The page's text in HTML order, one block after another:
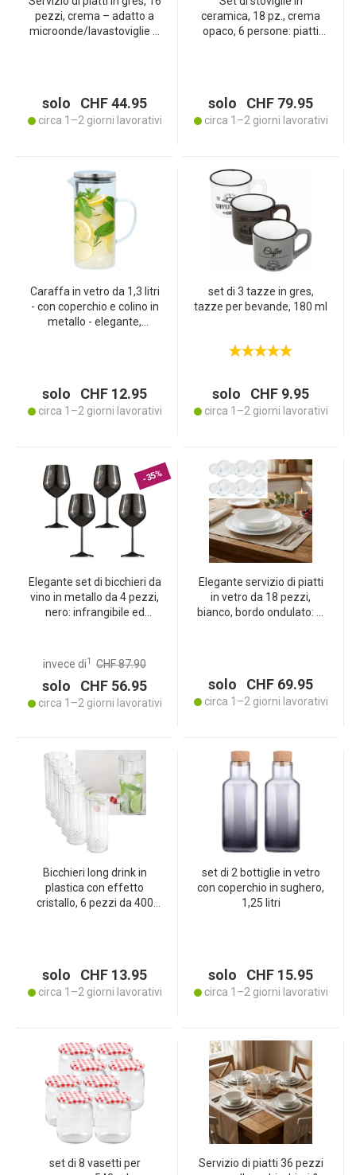
pezzi, crema – adatto a
microonde/lavastoviglie –
solo CHF 44.95
circa 1–2 giorni lavorativi
ceramica, 18 pz., crema
opaco, 6 persone: piatti
solo CHF 79.95
circa 1–2 giorni lavorativi
Caraffa in vetro da 1,3 litri
- con coperchio e colino in
metallo - elegante,
cucina
solo CHF 12.95
circa 1–2 giorni lavorativi
set di 3 tazze in gres,
tazze per bevande, 180 ml
solo CHF 9.95
circa 1–2 giorni lavorativi
-35%
Elegante set di bicchieri da
vino in metallo da 4 pezzi,
nero: infrangibile ed
e per i momenti speciali
invece di1 CHF 87.90
solo CHF 56.95
circa 1–2 giorni lavorativi
Elegante servizio di piatti
in vetro da 18 pezzi,
bianco, bordo ondulato: di
solo CHF 69.95
circa 1–2 giorni lavorativi
Bicchieri long drink in
plastica con effetto
cristallo, 6 pezzi da 400
solo CHF 13.95
circa 1–2 giorni lavorativi
set di 2 bottiglie in vetro
con coperchio in sughero,
1,25 litri
solo CHF 15.95
circa 1–2 giorni lavorativi
set di 8 vasetti per
Servizio di piatti 36 pezzi